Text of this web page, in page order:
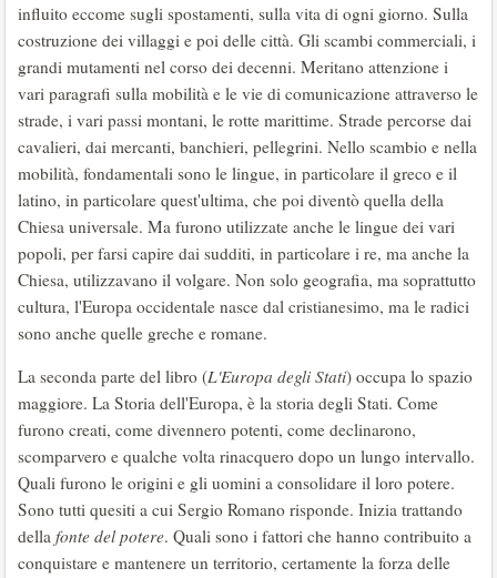
influito eccome sugli spostamenti, sulla vita di ogni giorno. Sulla
costruzione dei villaggi e poi delle città. Gli scambi commerciali, i
grandi mutamenti nel corso dei decenni. Meritano attenzione i
vari paragrafi sulla mobilità e le vie di comunicazione attraverso le
strade, i vari passi montani, le rotte marittime. Strade percorse dai
cavalieri, dai mercanti, banchieri, pellegrini. Nello scambio e nella
mobilità, fondamentali sono le lingue, in particolare il greco e il
latino, in particolare quest'ultima, che poi diventò quella della
Chiesa universale. Ma furono utilizzate anche le lingue dei vari
popoli, per farsi capire dai sudditi, in particolare i re, ma anche la
Chiesa, utilizzavano il volgare. Non solo geografia, ma soprattutto
cultura, l'Europa occidentale nasce dal cristianesimo, ma le radici
sono anche quelle greche e romane.
La seconda parte del libro (L'Europa degli Stati) occupa lo spazio
maggiore. La Storia dell'Europa, è la storia degli Stati. Come
furono creati, come divennero potenti, come declinarono,
scomparvero e qualche volta rinacquero dopo un lungo intervallo.
Quali furono le origini e gli uomini a consolidare il loro potere.
Sono tutti quesiti a cui Sergio Romano risponde. Inizia trattando
della fonte del potere. Quali sono i fattori che hanno contribuito a
conquistare e mantenere un territorio, certamente la forza delle